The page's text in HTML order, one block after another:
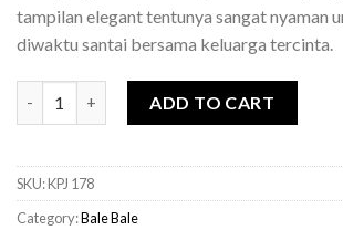
tampilan elegant tentunya sangat nyaman
diwaktu santai bersama keluarga tercinta.
ADD TO CART
SKU:KPJ 178
Category:Bale Bale